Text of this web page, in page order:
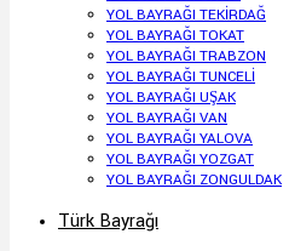
YOL BAYRAĞI TEKİRDAĞ
YOL BAYRAĞI TOKAT
YOL BAYRAĞI TRABZON
YOL BAYRAĞI TUNCELİ
YOL BAYRAĞI UŞAK
YOL BAYRAĞI VAN
YOL BAYRAĞI YALOVA
YOL BAYRAĞI YOZGAT
YOL BAYRAĞI ZONGULDAK
Türk Bayrağı